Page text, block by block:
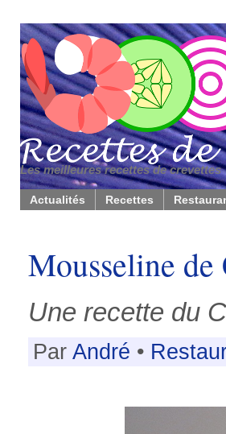
Les meilleures recettes de crevettes
Actualités Recettes
Mousseline
Une recette du
Par André •